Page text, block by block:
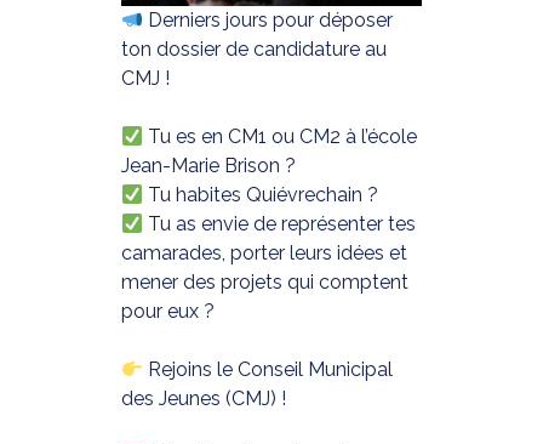
Derniers jours pour déposer
ton dossier de candidature au
CMJ !
Tu es en CM1 ou CM2 à l’école
Jean-Marie Brison ?
Tu habites Quiévrechain ?
Tu as envie de représenter tes
camarades, porter leurs idées et
mener des projets qui comptent
pour eux ?
Rejoins le Conseil Municipal
des Jeunes (CMJ) !